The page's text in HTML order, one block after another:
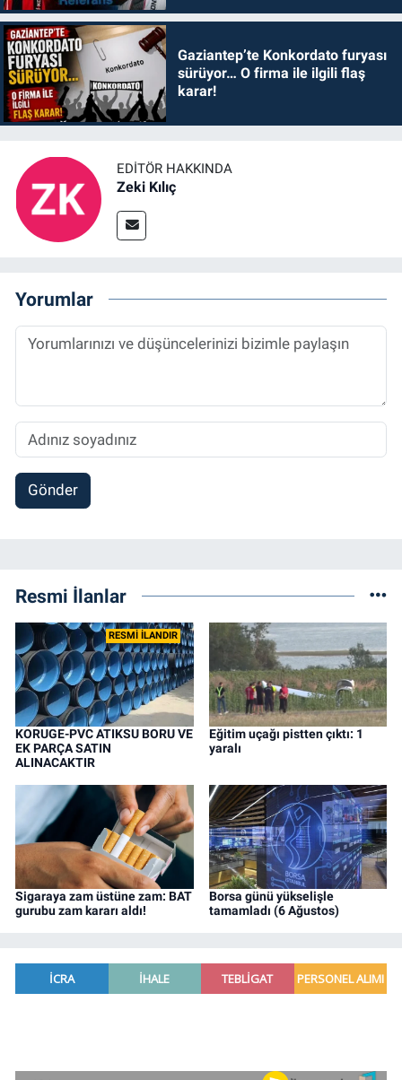
Gaziantep’te Konkordato furyası
sürüyor… O firma ile ilgili flaş
karar!
EDITÖR HAKKINDA
Zeki Kılıç
Yorumlar
Gönder
Resmi İlanlar
RESMİ İLANDIR
KORUGE-PVC ATIKSU BORU VE
EK PARÇA SATIN
ALINACAKTIR
Eğitim uçağı pistten çıktı: 1
yaralı
Sigaraya zam üstüne zam: BAT
gurubu zam kararı aldı!
Borsa günü yükselişle
tamamladı (6 Ağustos)